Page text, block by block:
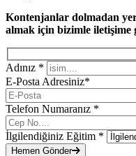
Kontenjanlar dolmadan
almak için bizimle iletişime
Adınız *
E-Posta Adresiniz*
Telefon Numaranız *
İlgilendiğiniz Eğitim *
Hemen Gönder